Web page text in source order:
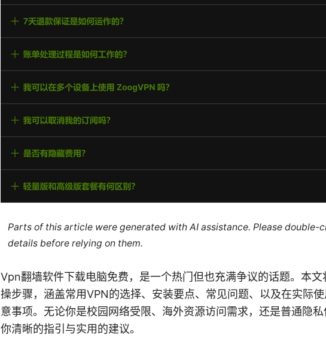
Parts of this article were generated with AI assistance. Please double-
details before relying on them.
Vpn翻墙软件下载电脑免费，是一个热门但也充满争议的话题。本
操步骤，涵盖常用VPN的选择、安装要点、常见问题、以及在实际
意事项。无论你是校园网络受限、海外资源访问需求，还是普通隐
你清晰的指引与实用的建议。